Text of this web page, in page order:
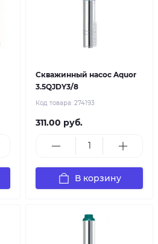
Скважинный насос Aquor
3.5QJDY3/8
Код товара: 274193
311.00 руб.
В корзину